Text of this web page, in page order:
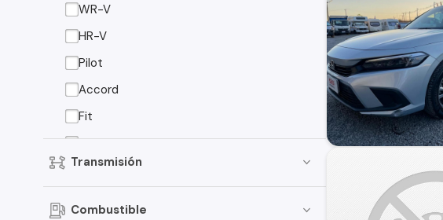
WR-V
HR-V
Pilot
Accord
Fit
Ridgeline
City
Transmisión
Combustible